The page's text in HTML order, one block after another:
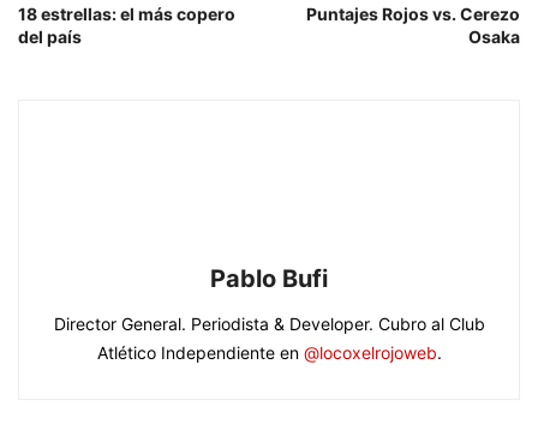
18 estrellas: el más copero
del país
Puntajes Rojos vs. Cerezo
Osaka
Pablo Bufi
Director General. Periodista & Developer. Cubro al Club
Atlético Independiente en @locoxelrojoweb.